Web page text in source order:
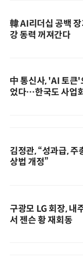
韓 AI리더십 공백
강 동력 꺼져간다
中 통신사, 'AI 토큰'
었다…한국도 사업
김정관, “성과급, 주
상법 개정”
구광모 LG 회장, 내
서 젠슨 황 재회동